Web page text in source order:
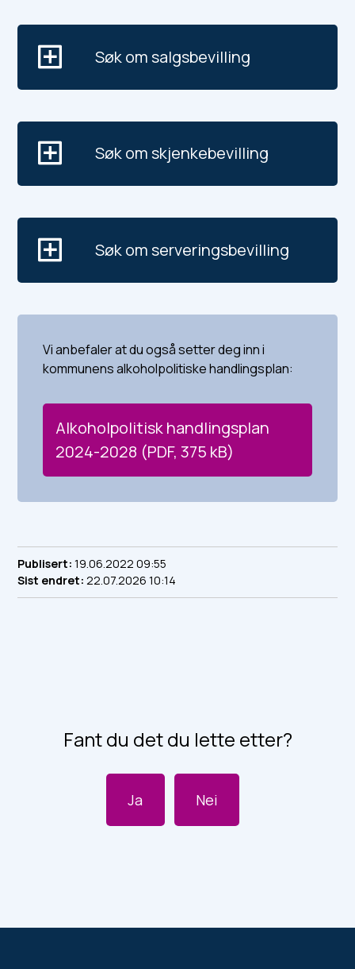
Søk om salgsbevilling
Søk om skjenkebevilling
Søk om serveringsbevilling
Vi anbefaler at du også setter deg inn i
kommunens alkoholpolitiske handlingsplan:
Alkoholpolitisk handlingsplan
2024-2028 (PDF, 375 kB)
Publisert 19.06.2022 09:55
Sist endret 22.07.2026 10:14
Fant du det du lette etter?
Ja Nei